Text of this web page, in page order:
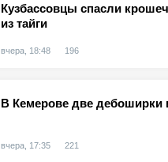
Кузбассовцы спасли
из тайги
вчера, 18:48 196
В Кемерове две дебоширки
вчера, 17:35 221